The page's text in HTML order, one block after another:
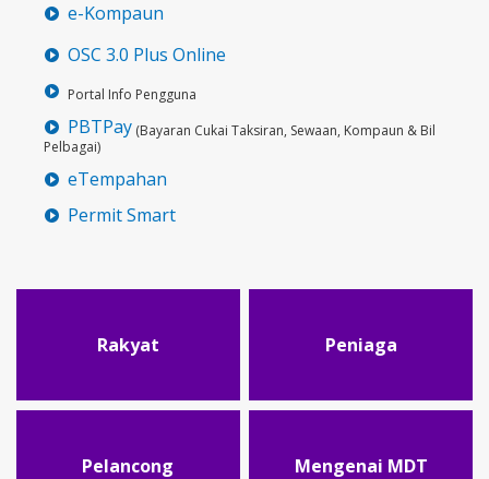
e-Kompaun
OSC 3.0 Plus Online
Portal Info Pengguna
PBTPay (Bayaran Cukai Taksiran, Sewaan, Kompaun & Bil
Pelbagai)
eTempahan
Permit Smart
Rakyat Peniaga
Pelancong Mengenai MDT